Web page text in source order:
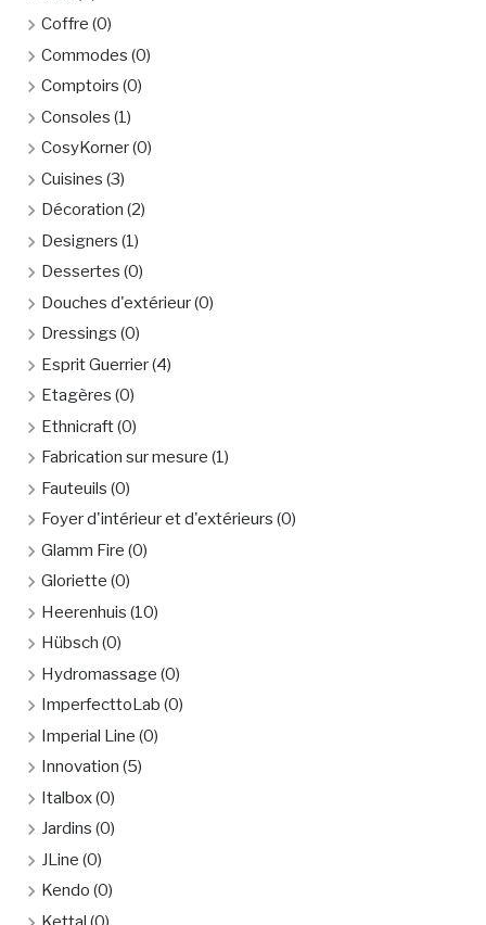
Coffre (0)
Commodes (0)
Comptoirs (0)
Consoles (1)
CosyKorner(0)
Cuisines (3)
Décoration (2)
Designers (1)
Dessertes (0)
Douches d'extérieur(0)
Dressings (0)
Esprit Guerrier(4)
Etagères (0)
Ethnicraft(0)
Fabrication sur mesure (1)
Fauteuils (0)
Foyer d'intérieur et d'extérieurs (0)
Glamm Fire (0)
Gloriette (0)
Heerenhuis (10)
Hübsch (0)
Hydromassage (0)
ImperfecttoLab (0)
Imperial Line (0)
Innovation (5)
Italbox(0)
Jardins (0)
JLine (0)
Kendo (0)